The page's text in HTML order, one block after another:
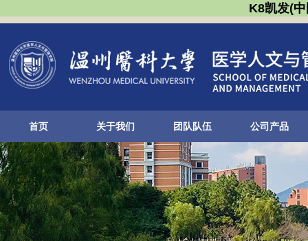
K8凯发(
首页 关于我们 团队队伍 公司产品